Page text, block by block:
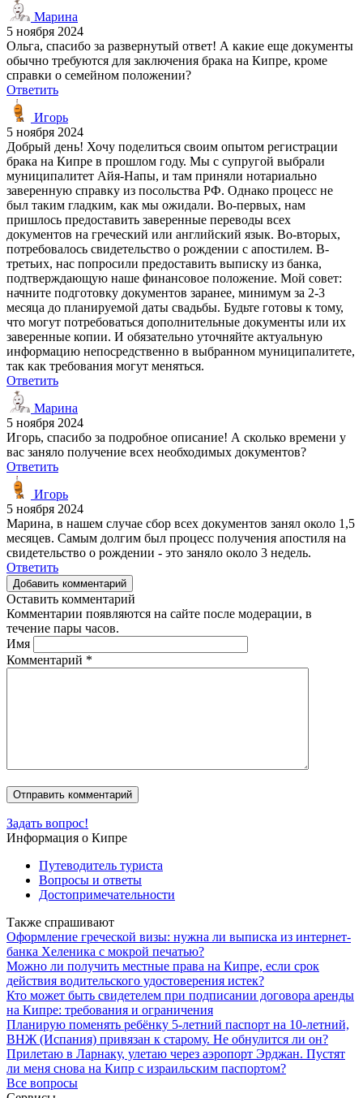
Марина
5 ноября 2024
Ольга, спасибо за развернутый ответ! А какие еще документы
обычно требуются для заключения брака на Кипре, кроме
справки о семейном положении?
Ответить
Игорь
5 ноября 2024
Добрый день! Хочу поделиться своим опытом регистрации
брака на Кипре в прошлом году. Мы с супругой выбрали
муниципалитет Айя-Напы, и там приняли нотариально
заверенную справку из посольства РФ. Однако процесс не
был таким гладким, как мы ожидали. Во-первых, нам
пришлось предоставить заверенные переводы всех
документов на греческий или английский язык. Во-вторых,
потребовалось свидетельство о рождении с апостилем. В-
третьих, нас попросили предоставить выписку из банка,
подтверждающую наше финансовое положение. Мой совет:
начните подготовку документов заранее, минимум за 2-3
месяца до планируемой даты свадьбы. Будьте готовы к тому,
что могут потребоваться дополнительные документы или их
заверенные копии. И обязательно уточняйте актуальную
информацию непосредственно в выбранном муниципалитете,
так как требования могут меняться.
Ответить
Марина
5 ноября 2024
Игорь, спасибо за подробное описание! А сколько времени у
вас заняло получение всех необходимых документов?
Ответить
Игорь
5 ноября 2024
Марина, в нашем случае сбор всех документов занял около 1,5
месяцев. Самым долгим был процесс получения апостиля на
свидетельство о рождении - это заняло около 3 недель.
Ответить
Добавить комментарий
Оставить комментарий
Комментарии появляются на сайте после модерации, в
течение пары часов.
Имя
Комментарий *
Задать вопрос!
Информация о Кипре
Путеводитель туриста
Вопросы и ответы
Достопримечательности
Также спрашивают
Оформление греческой визы: нужна ли выписка из интернет-
банка Хеленика с мокрой печатью?
Можно ли получить местные права на Кипре, если срок
действия водительского удостоверения истек?
Кто может быть свидетелем при подписании договора аренды
на Кипре: требования и ограничения
Планирую поменять ребёнку 5-летний паспорт на 10-летний,
ВНЖ (Испания) привязан к старому. Не обнулится ли он?
Прилетаю в Ларнаку, улетаю через аэропорт Эрджан. Пустят
ли меня снова на Кипр с израильским паспортом?
Все вопросы